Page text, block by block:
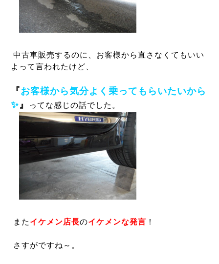
中古車販売するのに、お客様から直さなくてもいい
よって言われたけど、
『お客様から気分よく乗ってもらいたいから
✨』 ってな感じの話でした。
また イケメン店長のイケメンな発言 ！
さすがですね～。